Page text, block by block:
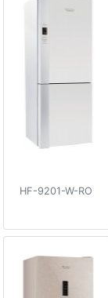
HF-9201-W-RO